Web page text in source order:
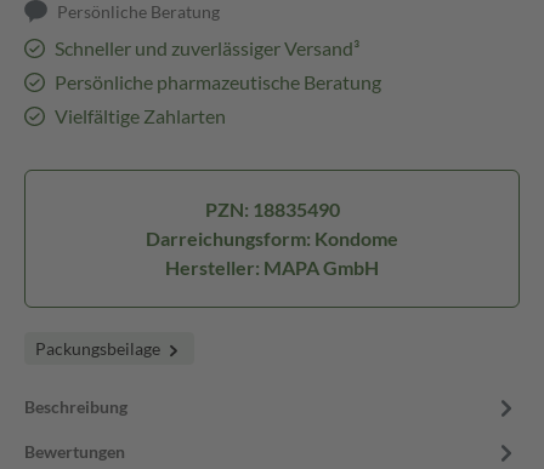
Persönliche Beratung
Schneller und zuverlässiger Versand³
Persönliche pharmazeutische Beratung
Vielfältige Zahlarten
PZN: 18835490
Darreichungsform: Kondome
Hersteller: MAPA GmbH
Packungsbeilage
Beschreibung
Bewertungen